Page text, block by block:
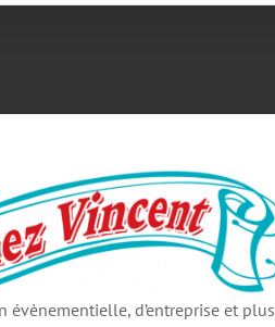
évènementielle, d’entreprise et plus